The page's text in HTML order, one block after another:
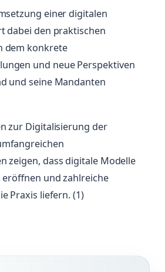
einer digitalen
dabei den praktischen
dem konkrete
und neue Perspektiven
und seine Mandanten
zur Digitalisierung der
zeigen, dass digitale Modelle
eröffnen und zahlreiche
Praxis liefern. (1)